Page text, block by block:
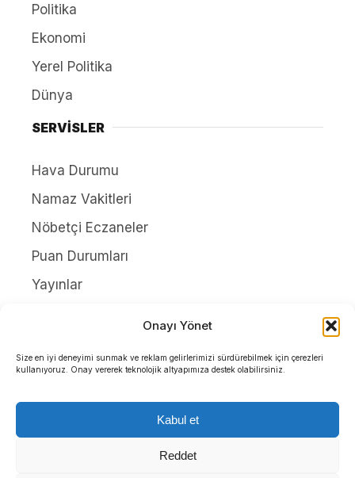
Onayı Yönet
Size en iyi deneyimi sunmak ve reklam gelirlerimizi sürdürebilmek için çerezleri
kullanıyoruz. Onay vererek teknolojik altyapımıza destek olabilirsiniz.
Kabul et
Reddet
Politika
Ekonomi
Yerel Politika
Dünya
SERVİSLER
Hava Durumu
Namaz Vakitleri
Nöbetçi Eczaneler
Puan Durumları
Yayınlar
İletişim